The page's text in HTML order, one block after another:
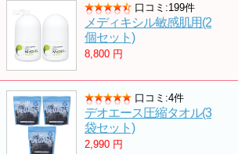
口コミ:199件
メディキシル敏感肌用(2
個セット)
8,800 円
口コミ:4件
デオエース圧縮タオル(3
袋セット)
2,990 円